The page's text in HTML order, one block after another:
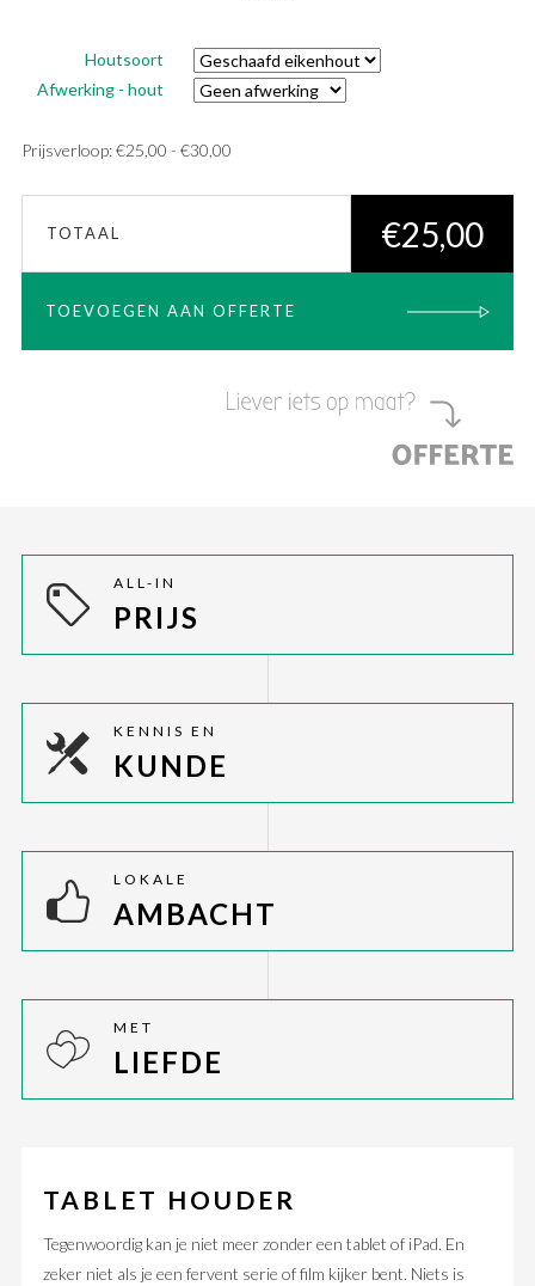
Houtsoort
Afwerking - hout
Prijsverloop:€25,00 - €30,00Prijsklasse:
TOTAAL €25,00
TOEVOEGEN AAN OFFERTE
ALL-IN
PRIJS
KENNIS EN
KUNDE
LOKALE
AMBACHT
MET
LIEFDE
TABLET HOUDER
Tegenwoordig kan je niet meer zonder een tablet of iPad. En
zeker niet als je een fervent serie of film kijker bent. Niets is